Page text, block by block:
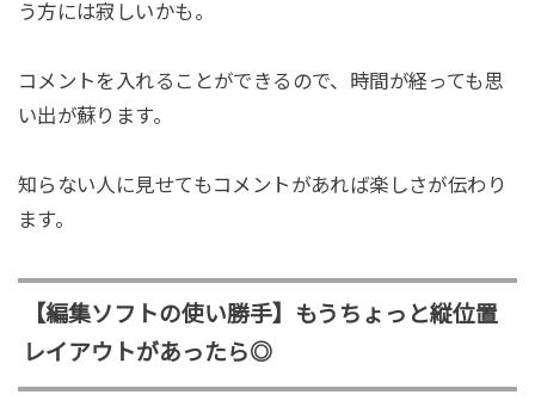
う方には寂しいかも。
コメントを入れることができるので、時間が経っても思
い出が蘇ります。
知らない人に見せてもコメントがあれば楽しさが伝わり
ます。
【編集ソフトの使い勝手】もうちょっと縦位置
レイアウトがあったら◎